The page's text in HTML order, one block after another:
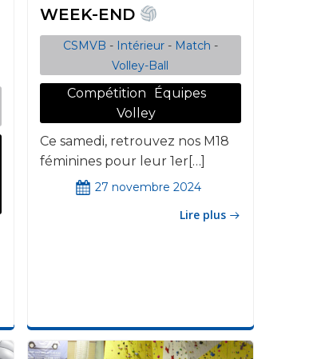
WEEK-END
CSMVB - Intérieur - Match -
Volley-Ball
Compétition
Équipes
Volley
Ce samedi, retrouvez nos M18
féminines pour leur 1er[…]
27 novembre 2024
Lire plus